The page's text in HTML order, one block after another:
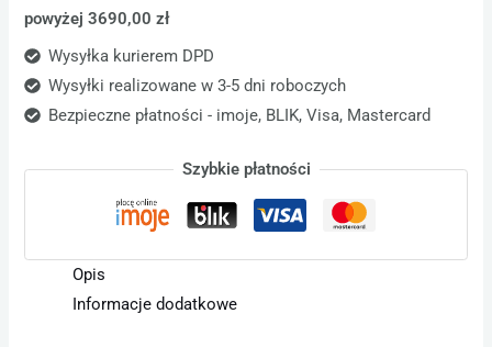
powyżej 3690,00 zł
Wysyłka kurierem DPD
Wysyłki realizowane w 3-5 dni roboczych
Bezpieczne płatności - imoje, BLIK, Visa, Mastercard
Szybkie płatności
Opis
Informacje dodatkowe